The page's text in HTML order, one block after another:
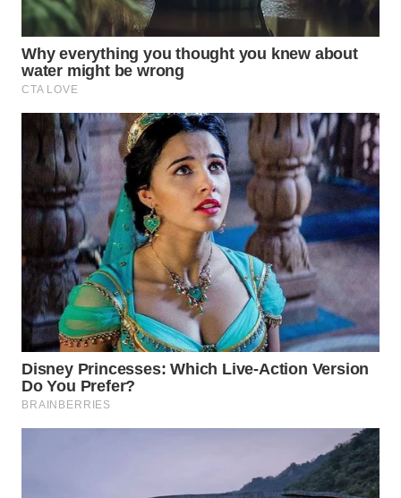
WN
INDRAMAYU
KUNINGAN
WN
MAJALENGKA
WN
SUBANG
WN
SUKABUMI
WN
PURWAKARTA
WN